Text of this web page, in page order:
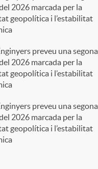
2026 marcada per la
geopolítica i l’estabilitat
preveu una segona
2026 marcada per la
geopolítica i l’estabilitat
preveu una segona
2026 marcada per la
geopolítica i l’estabilitat